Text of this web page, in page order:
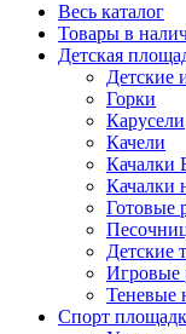
Весь каталог
Товары в
Детская
Детские
Горки
Карусели
Качели
Качалки
Качалки
Готовые
Детские
Игровые
Теневые
Спорт